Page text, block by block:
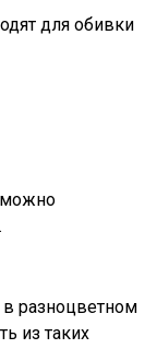
для обивки
можно
разноцветном
из таких